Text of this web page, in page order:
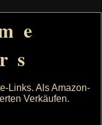
Links. Als Amazon-
Verkäufen.